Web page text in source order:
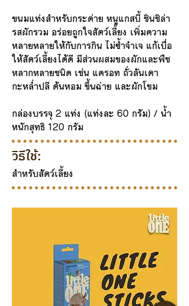
ขนมแท่งสำหรับกระต่าย หนูแกสบี้ ชินชิล่า
รสผักรวม อร่อยถูกใจสัตว์เลี้ยง เพิ่มความ
หลายหลายให้กับการกิน ไม่ซ้ำจำเจ แก้เบื่อ
ให้สัตว์เลี้ยงได้ดี มีส่วนผสมของผักและพืช
หลากหลายชนิด เช่น แครอท ถั่วลันเตา
กะหล่ำปลี ต้นหอม ขึ้นฉ่าย และผักโขม
กล่องบรรจุ 2 แท่ง (แท่งละ 60 กรัม) / น้ำ
หนักสุทธิ 120 กรัม
วิธีใช้:
สำหรับสัตว์เลี้ยง